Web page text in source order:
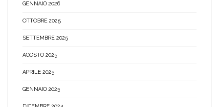
GENNAIO 2026
OTTOBRE 2025
SETTEMBRE 2025
AGOSTO 2025
APRILE 2025
GENNAIO 2025